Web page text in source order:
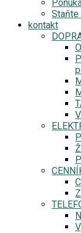
Staňte
kontakt